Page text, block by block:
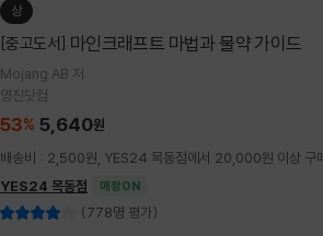
상
[중고도서] 마인크래프트 마법과 물약 가이드
Mojang AB 저
영진닷컴
53% 5,640원
배송비 : 2,500원, YES24 목동점에서 20,000원 이상 구
YES24 목동점
매장ON
(778명 평가)